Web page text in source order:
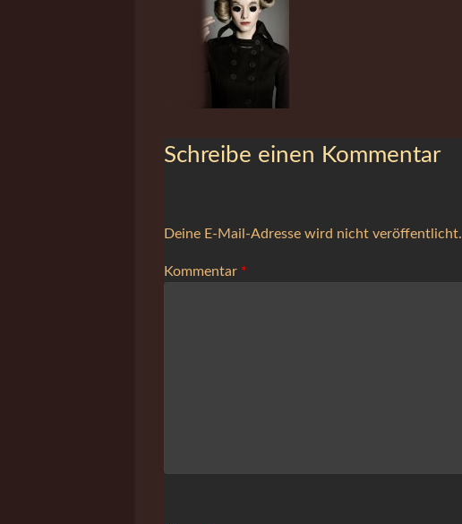
Stylistin
Schreibe einen Kommentar
Deine E-Mail-Adresse wird nicht veröffentlicht.
Kommentar *